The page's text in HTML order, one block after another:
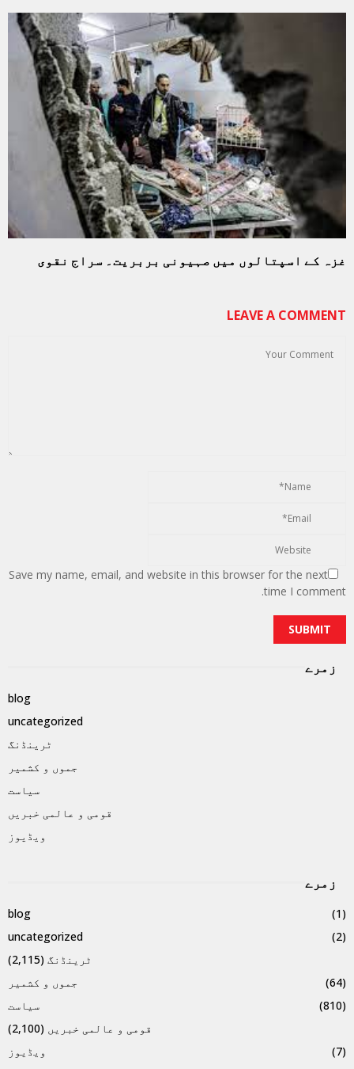
غزہ کے اسپتالوں میں صہیونی بربریت۔ سراج نقوی
LEAVE A COMMENT
Save my name, email, and website in this browser for the next
time I comment.
زمرے
blog
uncategorized
ٹرینڈنگ
جموں و کشمیر
سیاست
قومی و عالمی خبریں
ویڈیوز
زمرے
blog
(1)
uncategorized
(2)
ٹرینڈنگ (2,115)
جموں و کشمیر
(64)
سیاست
(810)
قومی و عالمی خبریں (2,100)
ویڈیوز
(7)